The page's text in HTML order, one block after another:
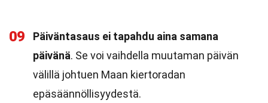
09
Päiväntasaus ei tapahdu aina samana
päivänä. Se voi vaihdella muutaman päivän
välillä johtuen Maan kiertoradan
epäsäännöllisyydestä.